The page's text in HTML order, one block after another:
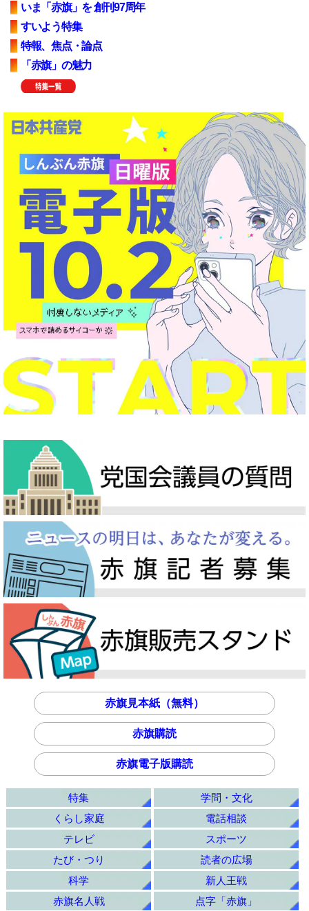
いま「赤旗」を 創刊97周年
すいよう特集
特報、焦点・論点
「赤旗」の魅力
赤旗見本紙（無料）
赤旗購読
赤旗電子版購読
特集
学問・文化
くらし家庭
電話相談
テレビ
スポーツ
たび・つり
読者の広場
科学
新人王戦
赤旗名人戦
点字「赤旗」